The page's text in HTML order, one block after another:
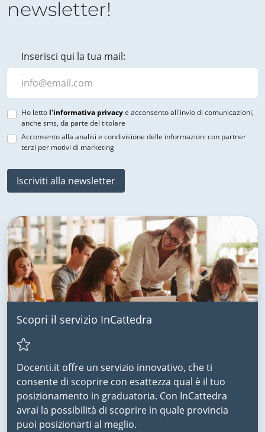
newsletter!
Inserisci qui la tua mail:
Ho letto l'informativa privacye acconsento all'invio di comunicazioni,
anche sms, da parte del titolare
Acconsento alla analisi e condivisione delle informazioni con partner
terzi per motivi di marketing
Iscriviti alla newsletter
Scopri il servizio InCattedra
Docenti.it offre un servizio innovativo, che ti
consente di scoprire con esattezza qual è il tuo
posizionamento in graduatoria. Con InCattedra
avrai la possibilità di scoprire in quale provincia
puoi posizionarti al meglio.